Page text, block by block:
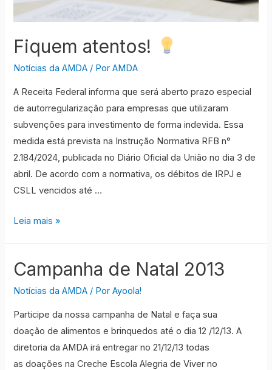
Fiquem atentos!
Notícias da AMDA / PorAMDA
A Receita Federal informa que será aberto prazo especial
de autorregularização para empresas que utilizaram
subvenções para investimento de forma indevida. Essa
medida está prevista na Instrução Normativa RFB n°
2.184/2024, publicada no Diário Oficial da União no dia 3 de
abril. De acordo com a normativa, os débitos de IRPJ e
CSLL vencidos até …
Fiquem
Leia mais »
Campanha de Natal 2013
Notícias da AMDA / PorAyoola!
Participe da nossa campanha de Natal e faça sua
doação de alimentos e brinquedos até o dia 12 /12/13. A
diretoria da AMDA irá entregar no 21/12/13 todas
as doações na Creche Escola Alegria de Viver no